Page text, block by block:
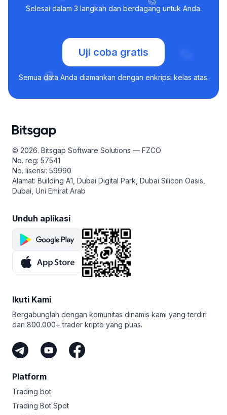
Selesai dalam 3 langkah dan berdagang untuk Anda.
Uji coba gratis
Semua data Anda diamankan dengan enkripsi kelas atas.
© 2026. Bitsgap Software Solutions — FZCO
No. reg: 57541
No. lisensi: 59990
Alamat: Building A1, Dubai Digital Park, Dubai Silicon Oasis,
Dubai, Uni Emirat Arab
Unduh aplikasi
Ikuti Kami
Bergabunglah dengan komunitas dinamis kami yang terdiri
dari 800.000+ trader kripto yang puas.
Platform
Trading bot
Trading Bot Spot